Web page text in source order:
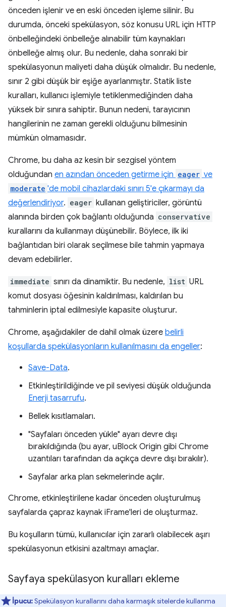
önceden işlenir ve en eski önceden işleme silinir. Bu
durumda, önceki spekülasyon, söz konusu URL için HTTP
önbelleğindeki önbelleğe alınabilir tüm kaynakları
önbelleğe almış olur. Bu nedenle, daha sonraki bir
spekülasyonun maliyeti daha düşük olmalıdır. Bu nedenle,
sınır 2 gibi düşük bir eşiğe ayarlanmıştır. Statik liste
kuralları, kullanıcı işlemiyle tetiklenmediğinden daha
yüksek bir sınıra sahiptir. Bunun nedeni, tarayıcının
hangilerinin ne zaman gerekli olduğunu bilmesinin
mümkün olmamasıdır.
Chrome, bu daha az kesin bir sezgisel yöntem
olduğundan en azından önceden getirme için eager ve
moderate 'de mobil cihazlardaki sınırı 5'e çıkarmayı da
değerlendiriyor. eager kullanan geliştiriciler, görüntü
alanında birden çok bağlantı olduğunda conservative
kurallarını da kullanmayı düşünebilir. Böylece, ilk iki
bağlantıdan biri olarak seçilmese bile tahmin yapmaya
devam edebilirler.
immediate sınırı da dinamiktir. Bu nedenle, list URL
komut dosyası öğesinin kaldırılması, kaldırılan bu
tahminlerin iptal edilmesiyle kapasite oluşturur.
Chrome, aşağıdakiler de dahil olmak üzere belirli
koşullarda spekülasyonların kullanılmasını da engeller:
Save-Data.
Etkinleştirildiğinde ve pil seviyesi düşük olduğunda
Enerji tasarrufu.
Bellek kısıtlamaları.
"Sayfaları önceden yükle" ayarı devre dışı
bırakıldığında (bu ayar, uBlock Origin gibi Chrome
uzantıları tarafından da açıkça devre dışı bırakılır).
Sayfalar arka plan sekmelerinde açılır.
Chrome, etkinleştirilene kadar önceden oluşturulmuş
sayfalarda çapraz kaynak iFrame'leri de oluşturmaz.
Bu koşulların tümü, kullanıcılar için zararlı olabilecek aşırı
spekülasyonun etkisini azaltmayı amaçlar.
Sayfaya spekülasyon kuralları ekleme
İpucu:Spekülasyon kurallarını daha karmaşık sitelerde kullanma